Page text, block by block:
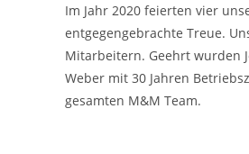
Im Jahr 2020 feierten vier
entgegengebrachte Treue.
Mitarbeitern. Geehrt wurden
Weber mit 30 Jahren
gesamten M&M Team.